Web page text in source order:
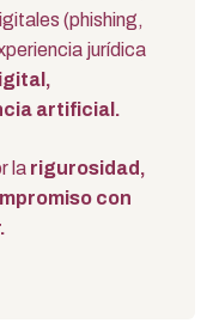
(phishing,
jurídica
artificial.
la rigurosidad,
con